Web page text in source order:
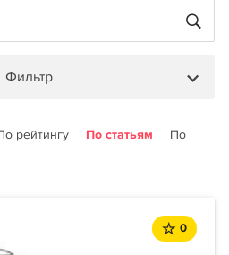
Фильтр
рейтингу По статьям
По
0